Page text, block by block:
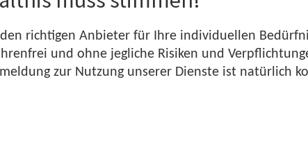
richtigen Anbieter für Ihre individuellen
und ohne jegliche Risiken und
zur Nutzung unserer Dienste ist natürlich